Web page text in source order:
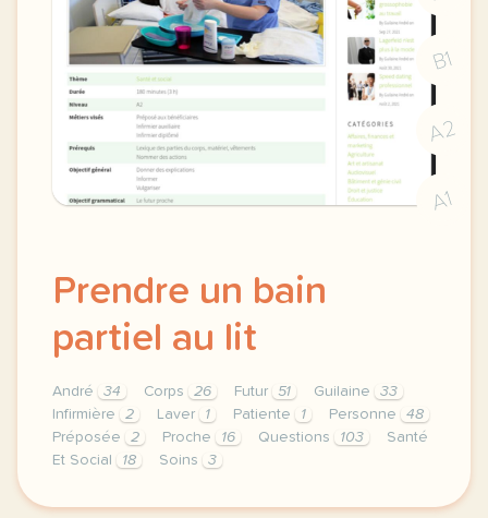
B1
A2
A1
Prendre un bain
partiel au lit
André 34 Corps 26 Futur 51 Guilaine
33
Infirmière
2 Laver 1 Patiente 1 Personne
48
Préposée
2 Proche 16 Questions 103
Santé
Et Social
18 Soins 3
theme sante et social duree 180 minutes 3 h